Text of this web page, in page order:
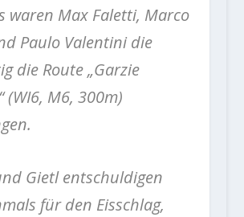
waren Max Faletti, Marco
Paulo Valentini die
die Route „Garzie
(WI6, M6, 300m)
Gietl entschuldigen
für den Eisschlag,